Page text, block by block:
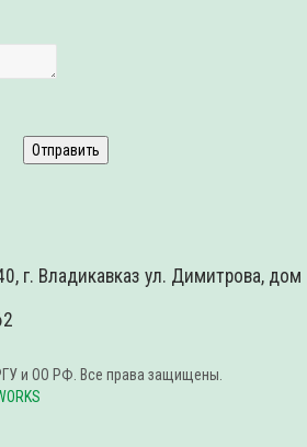
г. Владикавказ ул. Димитрова, дом
и ОО РФ. Все права защищены.